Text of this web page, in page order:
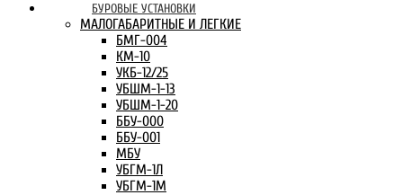
БУРОВЫЕ УСТАНОВКИ
МАЛОГАБАРИТНЫЕ И ЛЕГКИЕ
БМГ-004
КМ-10
УКБ-12/25
УБШМ-1-13
УБШМ-1-20
ББУ-000
ББУ-001
МБУ
УБГМ-1Л
УБГМ-1М